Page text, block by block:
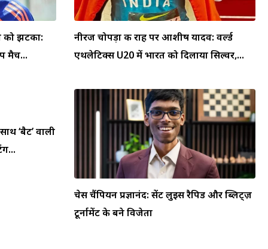
को झटका:
मैच...
नीरज चोपड़ा की राह पर आशीष यादव: वर्ल्ड
एथलेटिक्स U20 में भारत को दिलाया सिल्वर,...
‘बैट’ वाली
चेस चैंपियन प्रज्ञानंद: सेंट लुइस रैपिड और ब्लिट्ज़
टूर्नामेंट के बने विजेता